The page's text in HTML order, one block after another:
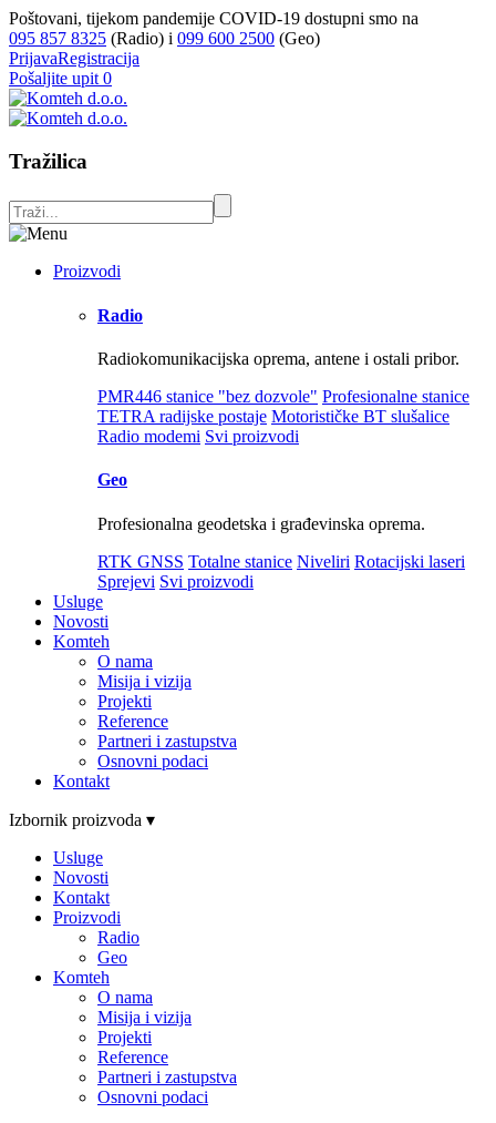
Poštovani, tijekom pandemije COVID-19 dostupni smo na
095 857 8325 (Radio) i 099 600 2500 (Geo)
PrijavaRegistracija
Pošaljite upit 0
Tražilica
Proizvodi
Radio
Radiokomunikacijska oprema, antene i ostali pribor.
PMR446 stanice "bez dozvole" Profesionalne stanice
TETRA radijske postaje Motorističke BT slušalice
Radio modemi Svi proizvodi
Geo
Profesionalna geodetska i građevinska oprema.
RTK GNSS Totalne stanice Niveliri Rotacijski laseri
Sprejevi Svi proizvodi
Usluge
Novosti
Komteh
O nama
Misija i vizija
Projekti
Reference
Partneri i zastupstva
Osnovni podaci
Kontakt
Izbornik proizvoda ▾
Usluge
Novosti
Kontakt
Proizvodi
Radio
Geo
Komteh
O nama
Misija i vizija
Projekti
Reference
Partneri i zastupstva
Osnovni podaci